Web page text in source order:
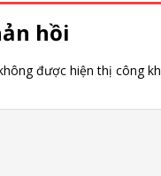
hồi
được hiện thị công